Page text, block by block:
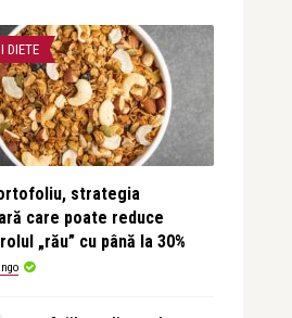
DIETE
strategia
care poate reduce
„rău” cu până la 30%